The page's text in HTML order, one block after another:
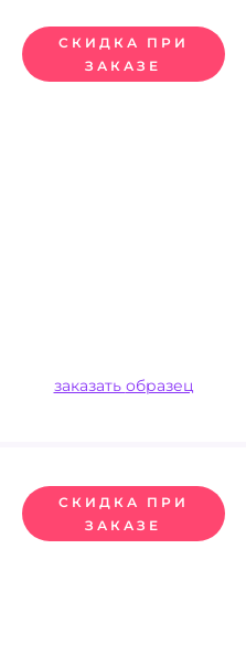
СКИДКА ПРИ
ЗАКАЗЕ
заказать образец
СКИДКА ПРИ
ЗАКАЗЕ